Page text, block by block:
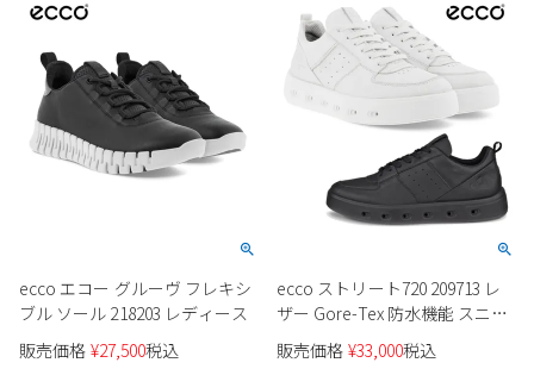
ローファー
カジュアルシューズ
ウェア
スニーカー
ビジネス・ドレスシューズ
ローファー
ワークシューズ
ブーツ
サンダル
レインシューズ
スニーカー
ブーツ
すべての商品
レディース新入荷
メンズ新入荷
SALE
すべての商品
レディースSALE
キッズSALE
バッグ
ボディバッグ
雑貨
すべての商品
ケア用品
店舗一覧
ecco エコー グルーヴ フレキシ
ブル ソール 218203 レディース
販売価格 ¥27,500税込
ecco ストリート720 209713 レ
ザー Gore-Tex 防水機能 スニー
カーレディース
販売価格 ¥33,000税込